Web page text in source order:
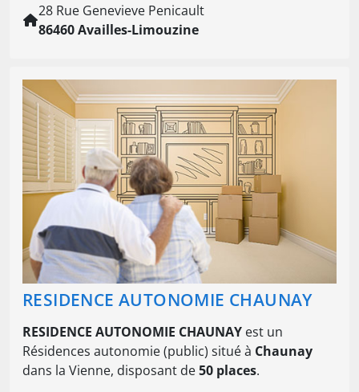
28 Rue Genevieve Penicault
86460 Availles-Limouzine
RESIDENCE AUTONOMIE CHAUNAY
RESIDENCE AUTONOMIE CHAUNAY est un
Résidences autonomie (public) situé à Chaunay
dans la Vienne, disposant de50 places.